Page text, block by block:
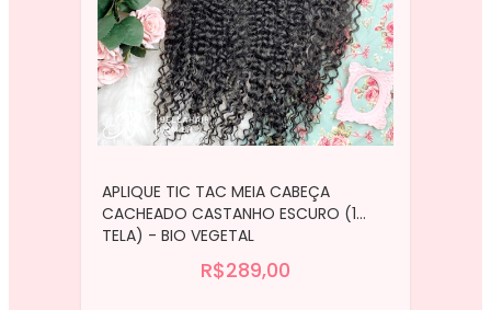
APLIQUE TIC TAC MEIA CABEÇA
CACHEADO CASTANHO ESCURO (1
TELA) - BIO VEGETAL
R$289,00